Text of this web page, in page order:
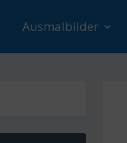
Ausmalbilder